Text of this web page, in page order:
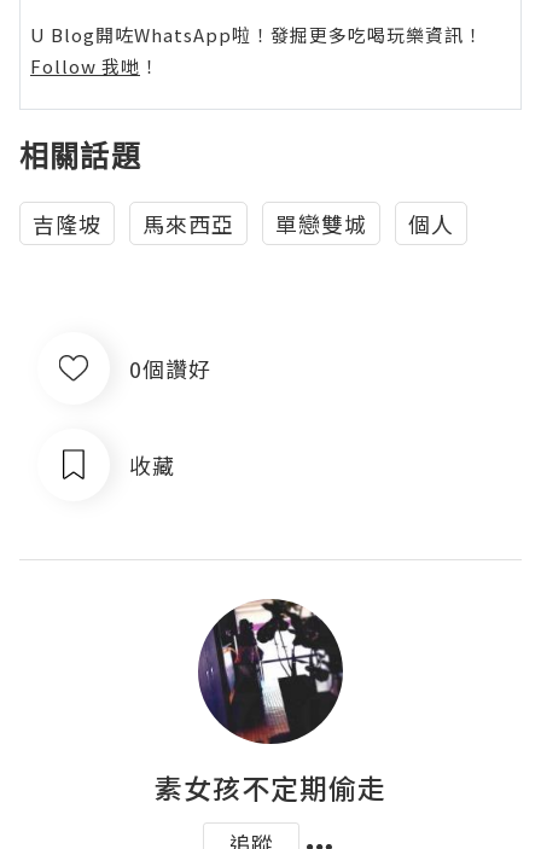
U Blog開咗WhatsApp啦！發掘更多吃喝玩樂資訊！
Follow 我哋 ！
相關話題
吉隆坡 馬來西亞 單戀雙城 個人
0個讚好
收藏
素女孩不定期偷走